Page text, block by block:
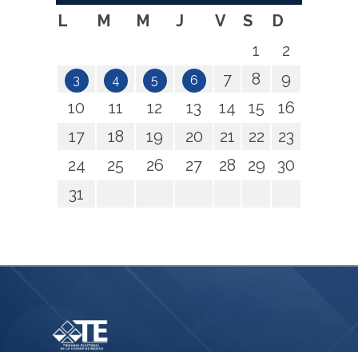
L
M M J V S
D
1
2
3 4 5 6 7 8
9
10
11 12 13 14 15
16
17
18 19 20 21 22
23
24
25 26 27 28 29
30
31